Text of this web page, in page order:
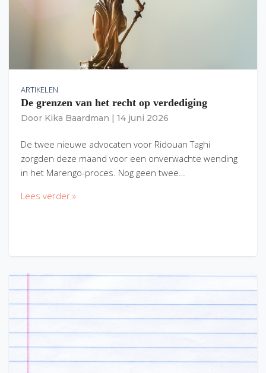
ARTIKELEN
De grenzen van het recht op verdediging
Door Kika Baardman 14 juni 2026
De twee nieuwe advocaten voor Ridouan Taghi
zorgden deze maand voor een onverwachte wending
in het Marengo-proces. Nog geen twee…
Lees verder »